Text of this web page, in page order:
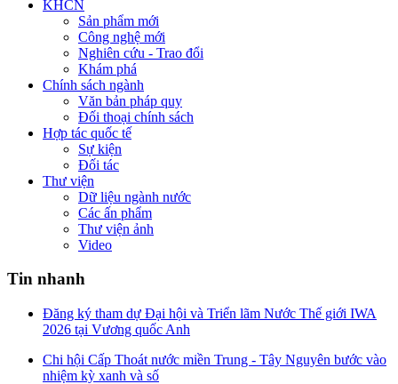
KHCN
Sản phẩm mới
Công nghệ mới
Nghiên cứu - Trao đổi
Khám phá
Chính sách ngành
Văn bản pháp quy
Đối thoại chính sách
Hợp tác quốc tế
Sự kiện
Đối tác
Thư viện
Dữ liệu ngành nước
Các ấn phẩm
Thư viện ảnh
Video
Tin nhanh
Đăng ký tham dự Đại hội và Triển lãm Nước Thế giới IWA
2026 tại Vương quốc Anh
Chi hội Cấp Thoát nước miền Trung - Tây Nguyên bước vào
nhiệm kỳ xanh và số